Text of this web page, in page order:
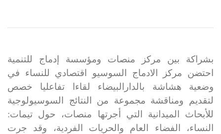
بشراكة بين مركز منصات ومؤسسة إدماج للتنمية
احتضن مركز الادماج السوسيو اقتصادي للنساء في
وضعية هشاشة بالدارالبيضاء لقاءا تفاعليا خصص
لتقديم ومناقشة مجموعة من النتائج السوسيولوجية
للأبحاث الميدانية التي أجرتها منصات، حول تيمات:
النساء، الفضاء العام والحريات الفردية، وقد جرت